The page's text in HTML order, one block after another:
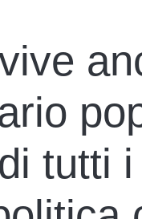
tutti